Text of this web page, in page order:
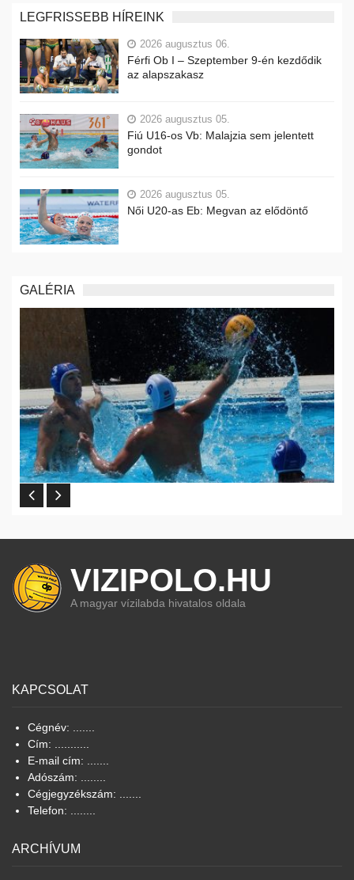
LEGFRISSEBB HÍREINK
2026 augusztus 06.
Férfi Ob I – Szeptember 9-én kezdődik
az alapszakasz
2026 augusztus 05.
Fiú U16-os Vb: Malajzia sem jelentett
gondot
2026 augusztus 05.
Női U20-as Eb: Megvan az elődöntő
GALÉRIA
VIZIPOLO.HU
A magyar vízilabda hivatalos oldala
KAPCSOLAT
Cégnév: .......
Cím: ...........
E-mail cím: .......
Adószám: ........
Cégjegyzékszám: .......
Telefon: ........
ARCHÍVUM